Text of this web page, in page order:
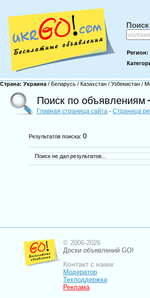
Регион:
Страна: Украина / Беларусь / Казахстан / Узбекистан /
Поиск по объявлениям
Главная страница сайта - Страница
Результатов поиска:0
Поиск не дал результатов...
© 2006-2026
Доски объявлений GO!
Контакт с нами:
Модератор
Техподдержка
Реклама